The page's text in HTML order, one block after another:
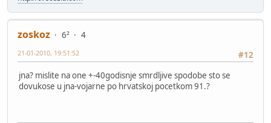
zoskoz 6²
4
#12
21-01-2010, 19:51:52
jna? mislite na one +-40godisnje smrdljive spodobe sto se
dovukose u jna-vojarne po hrvatskoj pocetkom 91.?